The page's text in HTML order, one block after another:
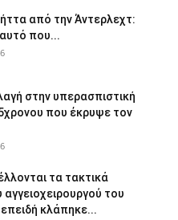
από την Άντερλεχτ:
που...
στην υπερασπιστική
που έκρυψε τον
τα τακτικά
του
κλάπηκε...